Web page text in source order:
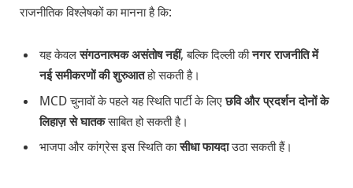
राजनीतिक विश्लेषकों का मानना है कि:
यह केवलसंगठनात्मक असंतोष नहीं, बल्कि दिल्ली कीनगर राजनीति में
नई समीकरणों की शुरुआतहो सकती है।
MCD चुनावों के पहले यह स्थिति पार्टी के लिएछवि और प्रदर्शन दोनों के
लिहाज़ से घातकसाबित हो सकती है।
भाजपा और कांग्रेस इस स्थिति कासीधा फायदाउठा सकती हैं।